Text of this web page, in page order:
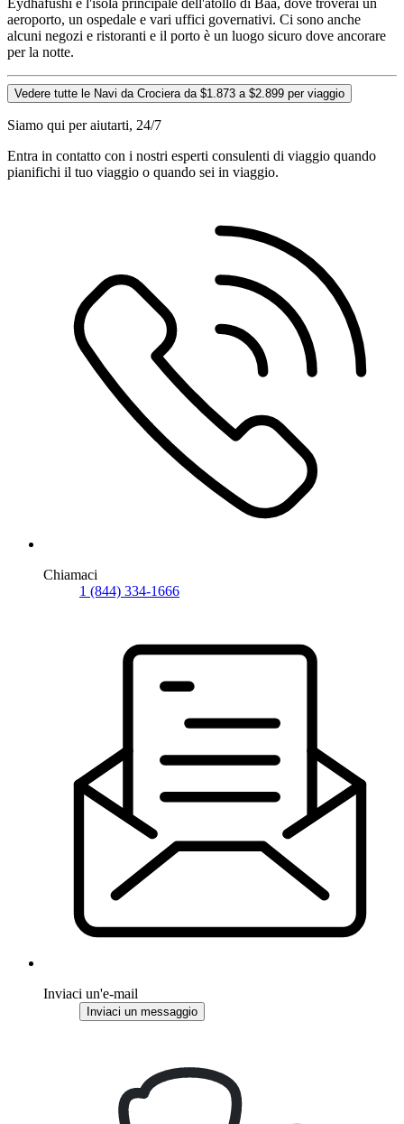
aeroporto, un ospedale e vari uffici governativi. Ci sono anche
alcuni negozi e ristoranti e il porto è un luogo sicuro dove ancorare
per la notte.
Vedere tutte le Navi da Crociera da $1.873 a $2.899 per viaggio
Siamo qui per aiutarti, 24/7
Entra in contatto con i nostri esperti consulenti di viaggio quando
pianifichi il tuo viaggio o quando sei in viaggio.
Chiamaci
1 (844) 334-1666
Inviaci un'e-mail
Inviaci un messaggio